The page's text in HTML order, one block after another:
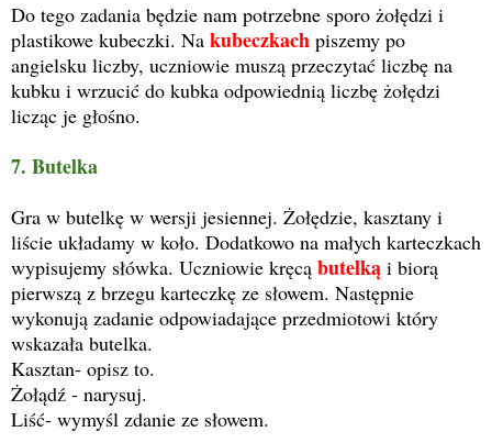
Do tego zadania będzie nam potrzebne sporo żołędzi i
plastikowe kubeczki. Na kubeczkach piszemy po
angielsku liczby, uczniowie muszą przeczytać liczbę na
kubku i wrzucić do kubka odpowiednią liczbę żołędzi
licząc je głośno.
7. Butelka
Gra w butelkę w wersji jesiennej. Żołędzie, kasztany i
liście układamy w koło. Dodatkowo na małych karteczkach
wypisujemy słówka. Uczniowie kręcą butelką i biorą
pierwszą z brzegu karteczkę ze słowem. Następnie
wykonują zadanie odpowiadające przedmiotowi który
wskazała butelka.
Kasztan- opisz to.
Żołądź - narysuj.
Liść- wymyśl zdanie ze słowem.